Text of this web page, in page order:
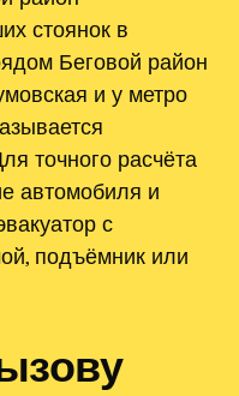
стоянок в
Беговой район
и у метро
точного расчёта
автомобиля и
с
подъёмник или